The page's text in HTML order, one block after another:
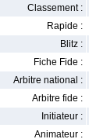
Classement :
Rapide :
Blitz :
Fiche Fide :
Arbitre national :
Arbitre fide :
Initiateur :
Animateur :